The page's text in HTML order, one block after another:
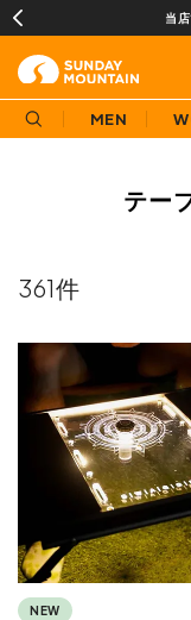
当
MEN
テー
361
NEW